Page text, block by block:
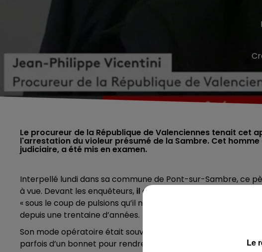
Le procureur de la République de Valenciennes tenait cet
l'arrestation du violeur présumé de la Sambre. Cet
judiciaire, a été mis en examen.
Interpellé lundi dans sa commune de Pont-sur-Sambre, ce
à vue. Devant les enquêteurs, il a avoué spontanément «
« sous le coup de pulsions qu’il n’arrivait pas à contrôler ».
depuis une trentaine d’années.
Son mode opératoire était souvent le même : il surprenait
parfois d’un bonnet pour rendre plus difficile son
Le